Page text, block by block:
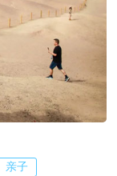
亲子